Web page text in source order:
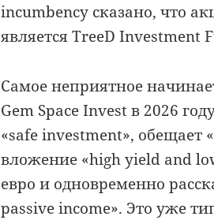
incumbency сказано, что
является TreeD Investment
Самое неприятное
Gem Space Invest в 2026
«safe investment», обещает
вложение «high yield and
евро и одновременно
passive income». Это уже